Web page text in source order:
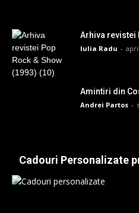
Arhiva revistei
Iulia Radu -
Amintiri din
Andrei Partos -
Cadouri Personalizate